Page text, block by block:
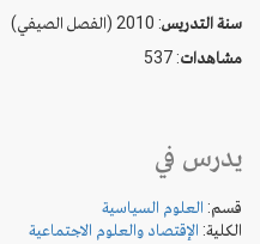
سنة التدريس: 2010 (الفصل الصيفي)
مشاهدات: 537
يدرس في
قسم: العلوم السياسية
الكلية: الإقتصاد والعلوم الاجتماعية